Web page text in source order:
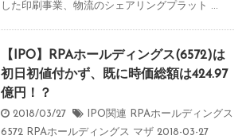
した印刷事業、物流のシェアリングプラット ...
【IPO】RPAホールディングス(6572)は
初日初値付かず、既に時価総額は424.97
億円！？
2018/03/27 IPO関連
RPAホールディングス
6572 RPAホールディングス マザ 2018-03-27